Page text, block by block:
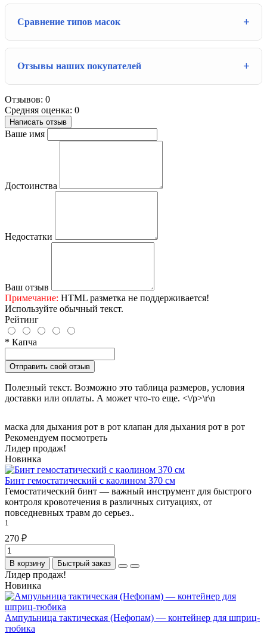
Сравнение типов масок
Отзывы наших покупателей
Отзывов: 0
Средняя оценка: 0
Написать отзыв
Ваше имя
Достоинства
Недостатки
Ваш отзыв
Примечание: HTML разметка не поддерживается!
Используйте обычный текст.
Рейтинг
* Капча
Отправить свой отзыв
Полезный текст. Возможно это таблица размеров, условия
доставки или оплаты. А может что-то еще. <\/p>\r\n
маска для дыхания рот в рот клапан для дыхания рот в рот
Рекомендуем посмотреть
Лидер продаж!
Новинка
Бинт гемостатический с каолином 370 см
Гемостатический бинт — важный инструмент для быстрого
контроля кровотечения в различных ситуациях, от
повседневных травм до серьез..
1
270 ₽
В корзину Быстрый заказ
Лидер продаж!
Новинка
Ампульница тактическая (Нефопам) — контейнер для шприц-
тюбика